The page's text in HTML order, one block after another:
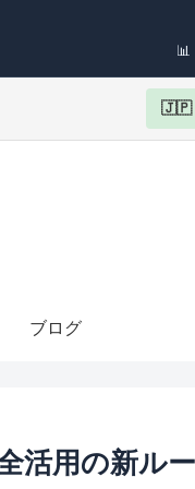
📊
🇯🇵
ブログ
活用の新ル